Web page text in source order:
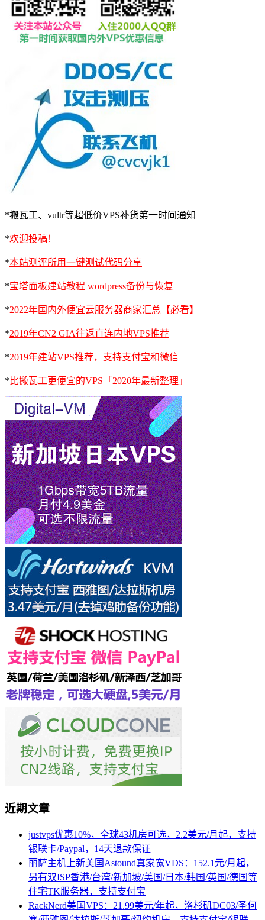
*搬瓦工、vultr等超低价VPS补货第一时间通知
*欢迎投稿！
*本站测评所用一键测试代码分享
*宝塔面板建站教程 wordpress备份与恢复
*2022年国内外便宜云服务器商家汇总【必看】
*2019年CN2 GIA往返直连内地VPS推荐
*2019年建站VPS推荐，支持支付宝和微信
* 比搬瓦工更便宜的VPS「2020年最新整理」
近期文章
justvps优惠10%，全球43机房可选，2.2美元/月起，支持
银联卡/Paypal，14天退款保证
丽萨主机上新美国Astound真家宽VDS：152.1元/月起，
另有双ISP香港/台湾/新加坡/美国/日本/韩国/英国/德国等
住宅TK服务器，支持支付宝
RackNerd美国VPS：21.99美元/年起，洛杉矶DC03/圣何